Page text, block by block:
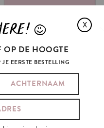
X
L
OP DE HOOGTE
EERSTE BESTELLING